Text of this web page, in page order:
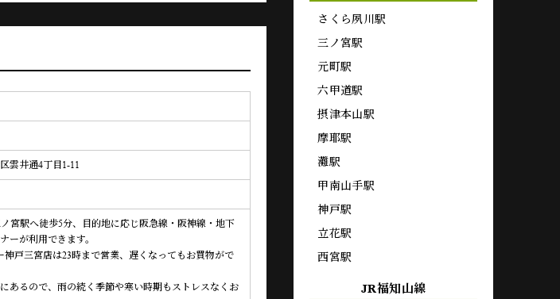
雲井通4丁目1-11
宮駅へ徒歩5分、目的地に応じ阪急線・阪神線・地下
ーが利用できます。
神戸三宮店は23時まで営業、遅くなってもお買物がで
あるので、雨の続く季節や寒い時期もストレスなくお
さくら夙川駅
三ノ宮駅
元町駅
六甲道駅
摂津本山駅
摩耶駅
灘駅
甲南山手駅
神戸駅
立花駅
西宮駅
JR福知山線